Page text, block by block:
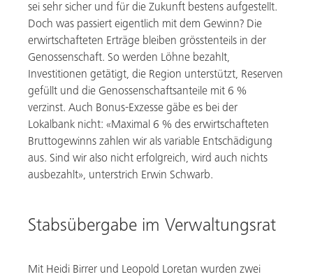
sei sehr sicher und für die Zukunft bestens aufgestellt.
Doch was passiert eigentlich mit dem Gewinn? Die
erwirtschafteten Erträge bleiben grösstenteils in der
Genossenschaft. So werden Löhne bezahlt,
Investitionen getätigt, die Region unterstützt, Reserven
gefüllt und die Genossenschaftsanteile mit 6 %
verzinst. Auch Bonus-Exzesse gäbe es bei der
Lokalbank nicht: «Maximal 6 % des erwirtschafteten
Bruttogewinns zahlen wir als variable Entschädigung
aus. Sind wir also nicht erfolgreich, wird auch nichts
ausbezahlt», unterstrich Erwin Schwarb.
Stabsübergabe im Verwaltungsrat
Mit Heidi Birrer und Leopold Loretan wurden zwei